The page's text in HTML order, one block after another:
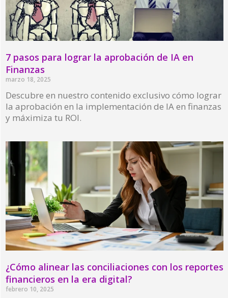
7 pasos para lograr la aprobación de IA en
Finanzas
marzo 18, 2025
Descubre en nuestro contenido exclusivo cómo lograr
la aprobación en la implementación de IA en finanzas
y máximiza tu ROI.
¿Cómo alinear las conciliaciones con los reportes
financieros en la era digital?
febrero 10, 2025